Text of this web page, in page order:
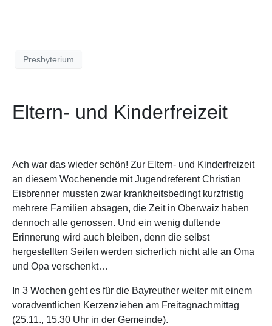
Presbyterium
Eltern- und Kinderfreizeit
Ach war das wieder schön! Zur Eltern- und Kinderfreizeit
an diesem Wochenende mit Jugendreferent Christian
Eisbrenner mussten zwar krankheitsbedingt kurzfristig
mehrere Familien absagen, die Zeit in Oberwaiz haben
dennoch alle genossen. Und ein wenig duftende
Erinnerung wird auch bleiben, denn die selbst
hergestellten Seifen werden sicherlich nicht alle an Oma
und Opa verschenkt…
In 3 Wochen geht es für die Bayreuther weiter mit einem
voradventlichen Kerzenziehen am Freitagnachmittag
(25.11., 15.30 Uhr in der Gemeinde).